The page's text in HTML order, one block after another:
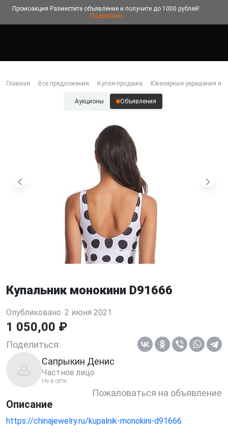
Промоакция Разместите объявление и получите до 1000 рублей!
Подробнее
Главная Все предложения Купля-продажа Ювелирные украшения и
Аукционы Объявления
Купальник монокини D91666
Опубликовано: 2 июня 2021
1 050,00 ₽
Поделиться:
Сапрыкин Денис
Частное лицо
Не в сети
Пожаловаться на объявление
Описание
https://chinajewelry.ru/kupalnik-monokini-d91666